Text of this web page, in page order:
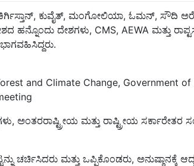
ಹನ್ನೊಂದು ದೇಶಗಳು, CMS, AEWA ಮತ್ತು
and Climate Change, Government of
ಅಂತರರಾಷ್ಟ್ರೀಯ ಮತ್ತು ರಾಷ್ಟ್ರೀಯ ಸರ್ಕಾರೇತರ
ಚರ್ಚಿಸಿದರು ಮತ್ತು ಒಪ್ಪಿಕೊಂಡರು, ಅನುಷ್ಠಾನಕ್ಕೆ
ಯೋಜನೆಯನ್ನು ನವೀಕರಿಸಲು ಕರಡು ಮಾರ್ಗಸೂಚಿಯನ್ನು